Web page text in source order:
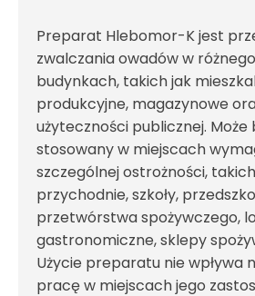
Preparat Hlebomor-K jest
zwalczania owadów w
budynkach, takich jak
produkcyjne, magazynowe
użyteczności publicznej. Może
stosowany w miejscach
szczególnej ostrożności,
przychodnie, szkoły,
przetwórstwa spożywczego,
gastronomiczne, sklepy
Użycie preparatu nie wpływa
pracę w miejscach jego